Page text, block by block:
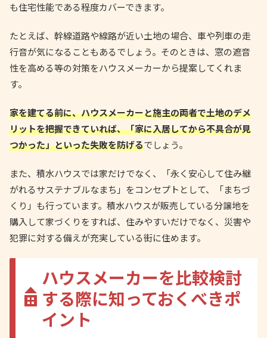
も住宅性能である程度カバーできます。
たとえば、幹線道路や線路が近い土地の場合、車や列車の走
行音が気になることもあるでしょう。そのときは、窓の遮音
性を高める等の対策をハウスメーカーから提案してくれま
す。
家を建てる前に、ハウスメーカーと施主の両者で土地のデメ
リットを把握できていれば、「家に入居してから不具合が見
つかった」といった失敗を防げるでしょう。
また、積水ハウスでは家だけでなく、「永く安心して住み継
がれるサステナブルなまち」をコンセプトとして、「まちづ
くり」も行っています。積水ハウスが販売している分譲地を
購入して家づくりをすれば、住みやすいだけでなく、災害や
犯罪に対する備えが充実している街に住めます。
ハウスメーカーを比較検討
する際に知っておくべきポ
イント